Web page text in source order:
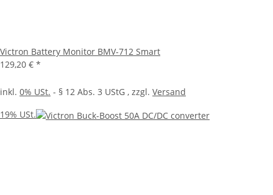
Victron Battery Monitor BMV-712 Smart
129,20 € *
inkl. 0% USt. - § 12 Abs. 3 UStG , zzgl. Versand
19% USt.